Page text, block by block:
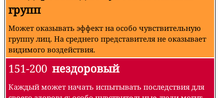
групп
Может оказывать эффект на особо чувствительную
группу лиц. На среднего представителя не оказывает
видимого воздействия.
151-200 нездоровый
Каждый может начать испытывать последствия для